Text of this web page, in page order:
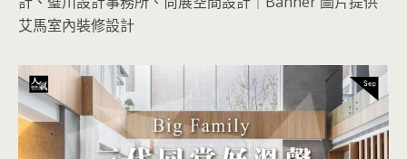
艾馬室內裝修設計